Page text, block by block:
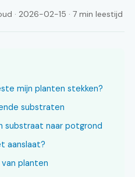
· 2026-02-15 · 7 min leestijd
mijn planten stekken?
substraten
substraat naar potgrond
aanslaat?
planten